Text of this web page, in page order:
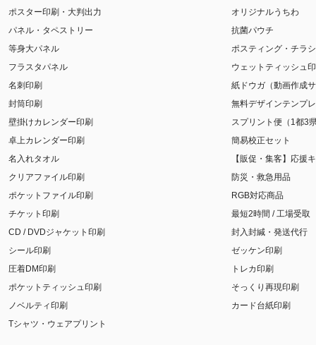
ポスター印刷・大判出力
パネル・タペストリー
等身大パネル
フラスタパネル
名刺印刷
封筒印刷
壁掛けカレンダー印刷
卓上カレンダー印刷
名入れタオル
クリアファイル印刷
ポケットファイル印刷
チケット印刷
CD / DVDジャケット印刷
シール印刷
圧着DM印刷
ポケットティッシュ印刷
ノベルティ印刷
Tシャツ・ウェアプリント
オリジナルうちわ
抗菌パウチ
ポスティング・チラ
ウェットティッシュ
紙ドウガ（動画作成
無料デザインテンプ
スプリント便（1都3
簡易校正セット
【販促・集客】応援
防災・救急用品
RGB対応商品
最短2時間 / 工場受取
封入封緘・発送代行
ゼッケン印刷
トレカ印刷
そっくり再現印刷
カード台紙印刷